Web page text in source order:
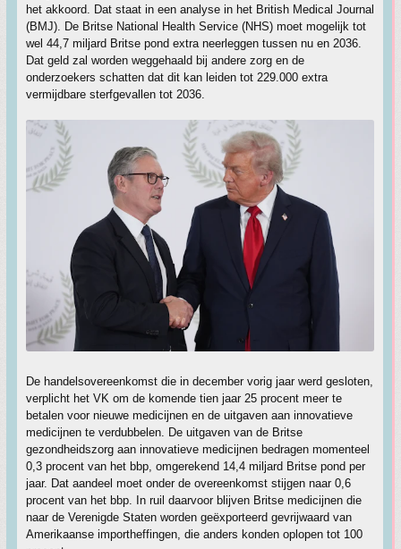
het akkoord. Dat staat in een analyse in het British Medical Journal
(BMJ). De Britse National Health Service (NHS) moet mogelijk tot
wel 44,7 miljard Britse pond extra neerleggen tussen nu en 2036.
Dat geld zal worden weggehaald bij andere zorg en de
onderzoekers schatten dat dit kan leiden tot 229.000 extra
vermijdbare sterfgevallen tot 2036.
De handelsovereenkomst die in december vorig jaar werd gesloten,
verplicht het VK om de komende tien jaar 25 procent meer te
betalen voor nieuwe medicijnen en de uitgaven aan innovatieve
medicijnen te verdubbelen. De uitgaven van de Britse
gezondheidszorg aan innovatieve medicijnen bedragen momenteel
0,3 procent van het bbp, omgerekend 14,4 miljard Britse pond per
jaar. Dat aandeel moet onder de overeenkomst stijgen naar 0,6
procent van het bbp. In ruil daarvoor blijven Britse medicijnen die
naar de Verenigde Staten worden geëxporteerd gevrijwaard van
Amerikaanse importheffingen, die anders konden oplopen tot 100